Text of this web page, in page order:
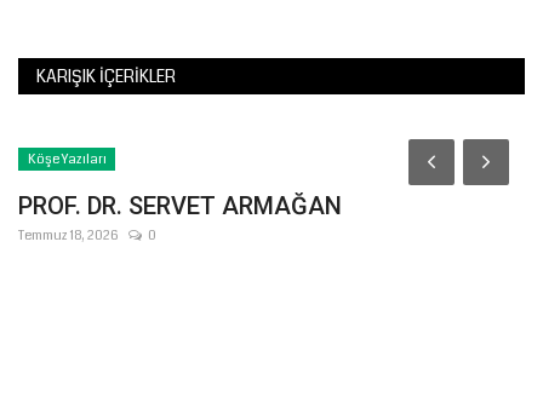
KARIŞIK İÇERIKLER
Köşe Yazıları
PROF. DR. SERVET ARMAĞAN
Temmuz 18, 2026 0